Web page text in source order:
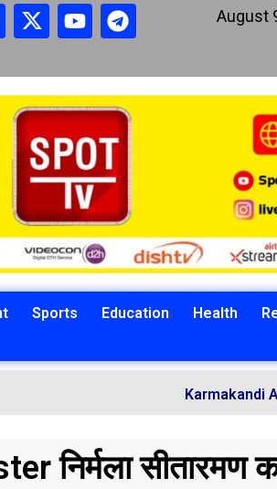
August
Sports Education Health
Karmakandi Acharya
निर्मला सीतारमण